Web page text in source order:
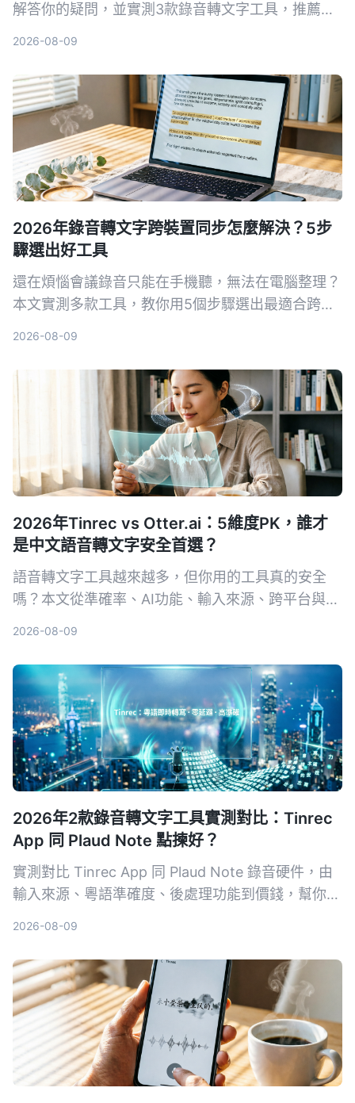
解答你的疑問，並實測3款錄音轉文字工具，推薦
2026-08-09
2026年錄音轉文字跨裝置同步怎麼解決？5步
驟選出好工具
還在煩惱會議錄音只能在手機聽，無法在電腦整理？
本文實測多款工具，教你用5個步驟選出最適合跨裝
2026-08-09
2026年Tinrec vs Otter.ai：5維度PK，誰才
是中文語音轉文字安全首選？
語音轉文字工具越來越多，但你用的工具真的安全
嗎？本文從準確率、AI功能、輸入來源、跨平台與數
選出最適合且可靠的工具。
2026-08-09
2026年2款錄音轉文字工具實測對比：Tinrec
App 同 Plaud Note 點揀好？
實測對比 Tinrec App 同 Plaud Note 錄音硬件，由
輸入來源、粵語準確度、後處理功能到價錢，幫你揀
2026-08-09